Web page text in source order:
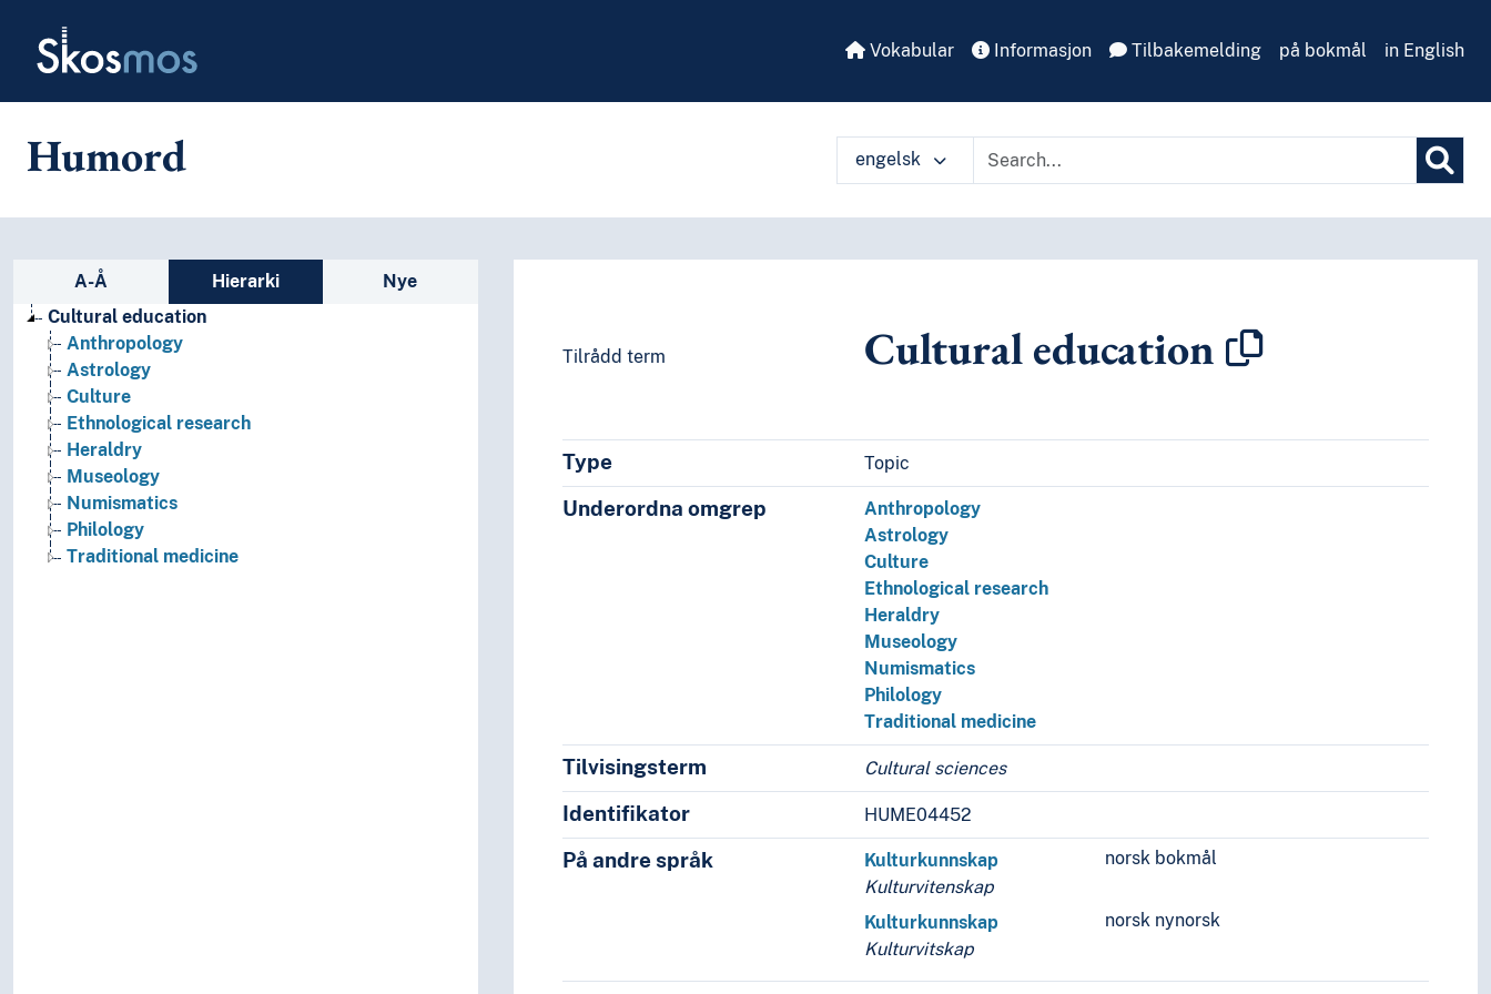
Skosmos Vokabular Informasjon Tilbakemelding på bokmål in English
Humord engelsk
Sidefelt: navigér i vokabularet
A-Å Hierarki
Nye
Cultural education
Anthropology
Astrology
Culture
Ethnological research
Heraldry
Museology
Numismatics
Philology
Traditional medicine
Tilrådd term Cultural education
Type Topic
Underordna omgrep
Anthropology
Astrology
Culture
Ethnological research
Heraldry
Museology
Numismatics
Philology
Traditional medicine
Tilvisingsterm Cultural sciences
Identifikator HUME04452
På andre språk norsk bokmål
Kulturkunnskap
Kulturvitenskap
norsk nynorsk
Kulturkunnskap
Kulturvitskap